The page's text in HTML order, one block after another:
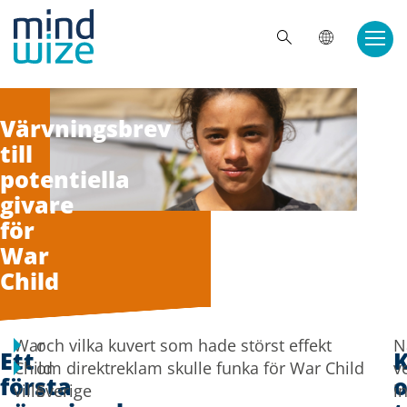
Värvningsbrev
till
potentiella
givare
för
War
Child
Ett
första
War
Child
ville
och vilka kuvert som hade störst effekt
om direktreklam skulle funka för War Child
Sverige